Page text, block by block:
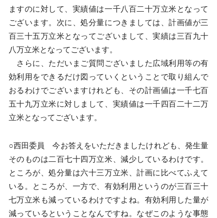
ますのに対して、実績値は一千八百二十万立米となって
ございます。次に、処分量につきましては、計画値が三
百三十五万立米となってございまして、実績は三百九十
八万立米となってございます。
さらに、ただいまご質問ございました広域利用等の有
効利用をできるだけ図っていくということで取り組んで
おるわけでございますけれども、その計画値は一千七百
五十九万立米に対しまして、実績値は一千四百二十二万
立米となってございます。
○西田委員 今お答えをいただきましたけれども、発生量
そのものは二百七十四万立米、減少しているわけです。
ところが、処分量は六十三万立米、計画に比べてふえて
いる。ところが、一方で、有効利用というのが三百三十
七万立米も減っているわけですよね。有効利用した量が
減っているということなんですね。なぜこのような事態